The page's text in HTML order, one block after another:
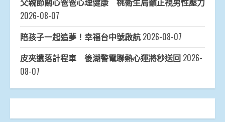
2026-08-07
陪孩子一起追夢！幸福台中號啟航 2026-08-07
皮夾遺落計程車 後湖警電聯熱心運將秒送回 2026-
08-07